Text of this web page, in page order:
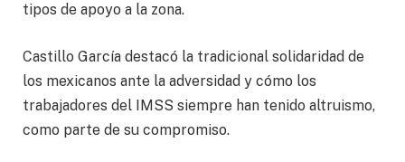
tipos de apoyo a la zona.
Castillo García destacó la tradicional solidaridad de
los mexicanos ante la adversidad y cómo los
trabajadores del IMSS siempre han tenido altruismo,
como parte de su compromiso.